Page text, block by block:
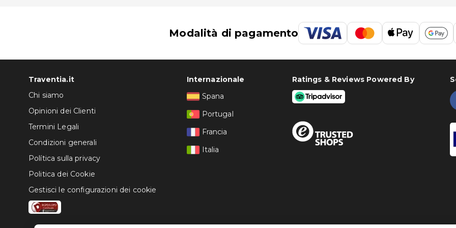
L'aeroporto più comodo per raggiungere Eurostars Las Salinas è Aeroporto di Fuerteventura (FUE): 8,8 km
Modalità di pagamento
Traventia.it
Chi siamo
Opinioni dei Clienti
Termini Legali
Condizioni generali
Política sulla privacy
Politica dei Cookie
Gestisci le configurazioni dei cookie
Internazionale
Spana
Portugal
Francia
Italia
Ratings & Reviews Powered By